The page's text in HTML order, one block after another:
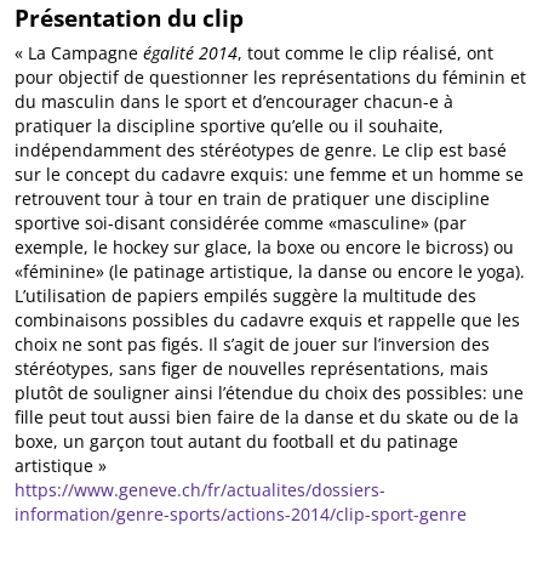
Présentation du clip
« La Campagne égalité 2014, tout comme le clip réalisé, ont
pour objectif de questionner les représentations du féminin et
du masculin dans le sport et d’encourager chacun-e à
pratiquer la discipline sportive qu’elle ou il souhaite,
indépendamment des stéréotypes de genre. Le clip est basé
sur le concept du cadavre exquis: une femme et un homme se
retrouvent tour à tour en train de pratiquer une discipline
sportive soi-disant considérée comme «masculine» (par
exemple, le hockey sur glace, la boxe ou encore le bicross) ou
«féminine» (le patinage artistique, la danse ou encore le yoga).
L’utilisation de papiers empilés suggère la multitude des
combinaisons possibles du cadavre exquis et rappelle que les
choix ne sont pas figés. Il s’agit de jouer sur l’inversion des
stéréotypes, sans figer de nouvelles représentations, mais
plutôt de souligner ainsi l’étendue du choix des possibles: une
fille peut tout aussi bien faire de la danse et du skate ou de la
boxe, un garçon tout autant du football et du patinage
artistique »
https://www.geneve.ch/fr/actualites/dossiers-
information/genre-sports/actions-2014/clip-sport-genre